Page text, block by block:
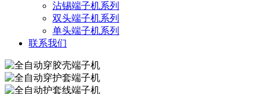
沾锡端子机系列
双头端子机系列
单头端子机系列
联系我们